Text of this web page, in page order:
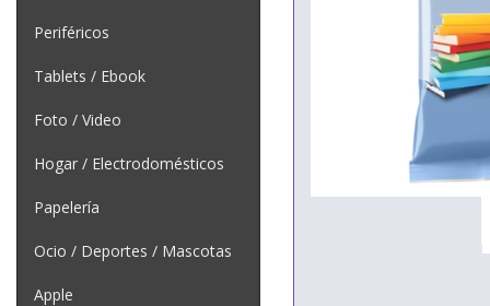
Periféricos
Tablets / Ebook
Foto / Video
Hogar / Electrodomésticos
Papelería
Ocio / Deportes / Mascotas
Apple